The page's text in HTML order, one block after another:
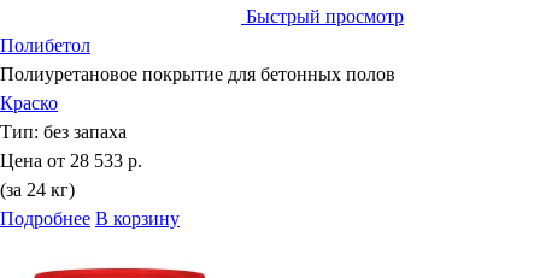
Быстрый просмотр
Полибетол
Полиуретановое покрытие для бетонных полов
Краско
Тип: без запаха
Цена от 28 533 р.
(за 24 кг)
Подробнее В корзину